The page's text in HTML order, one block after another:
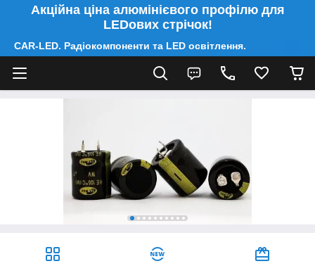
Акційна ціна алюмінієвого профілю для
LEDових стрічок!
CAR-LED. Радіокомпоненти та LED освітлення.